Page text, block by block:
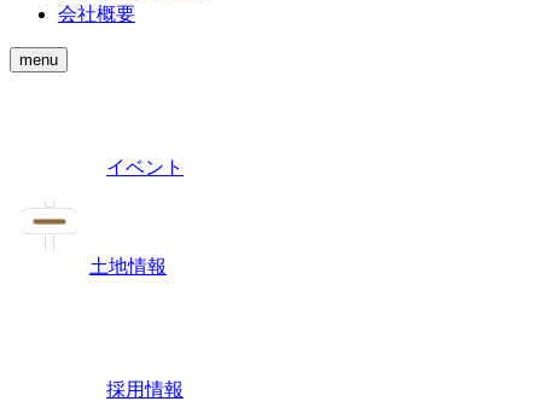
会社概要
menu
イベント
土地情報
採用情報